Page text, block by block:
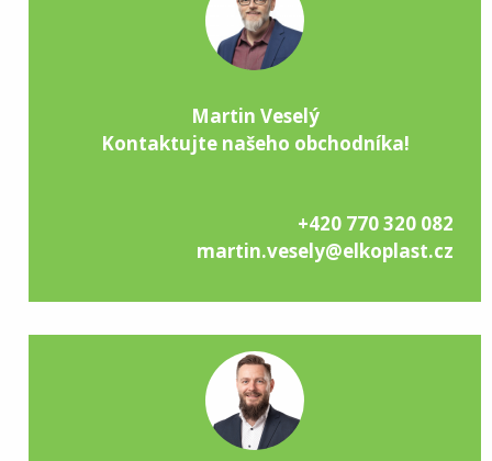
Martin Veselý
Kontaktujte našeho obchodníka!
+420 770 320 082
martin.vesely@elkoplast.cz